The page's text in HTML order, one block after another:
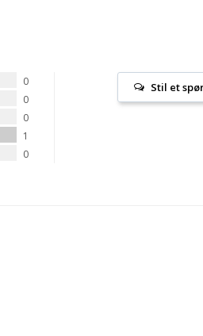
0
0
0
1
0
Stil et